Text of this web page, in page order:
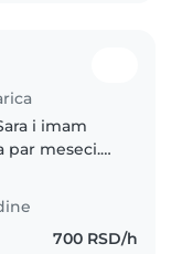
i imam
par meseci.
Takodje se
doprineti..
700 RSD/h